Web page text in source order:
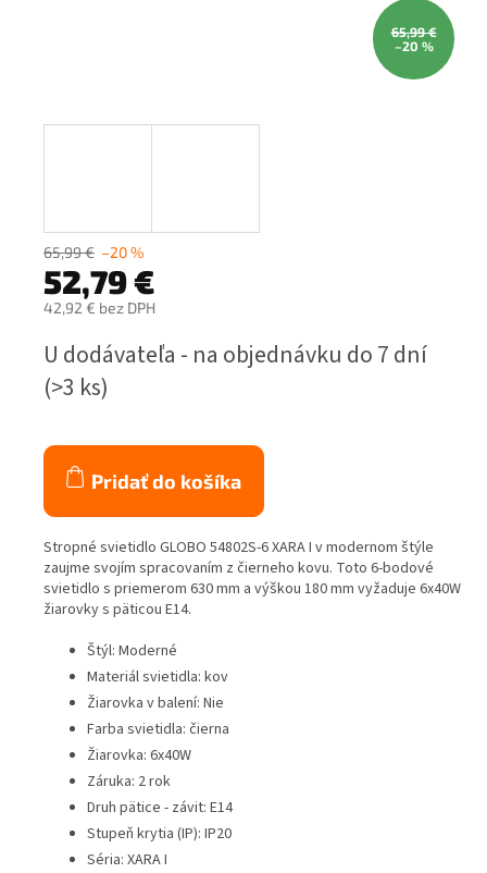
65,99 €
–20 %
65,99 € –20 %
52,79 €
42,92 € bez DPH
cena:
U dodávateľa - na objednávku do 7 dní
(>3 ks)
Pridať do košíka
Stropné svietidlo GLOBO 54802S-6 XARA I v modernom štýle
zaujme svojím spracovaním z čierneho kovu. Toto 6-bodové
svietidlo s priemerom 630 mm a výškou 180 mm vyžaduje 6x40W
žiarovky s päticou E14.
Štýl: Moderné
Materiál svietidla: kov
Žiarovka v balení: Nie
Farba svietidla: čierna
Žiarovka: 6x40W
Záruka: 2 rok
Druh pätice - závit: E14
Stupeň krytia (IP): IP20
Séria: XARA I